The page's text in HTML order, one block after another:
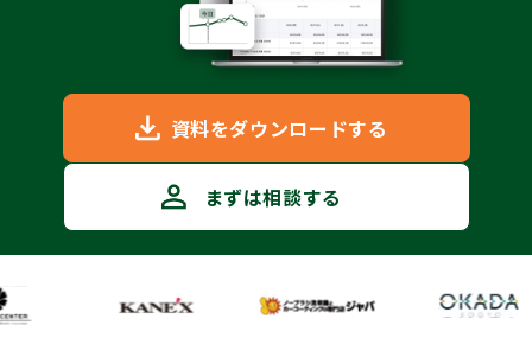
資料をダウンロードする
まずは相談する